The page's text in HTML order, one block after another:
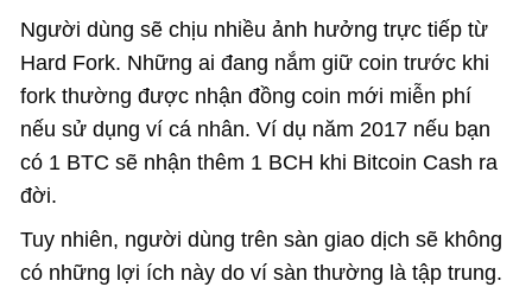
Người dùng sẽ chịu nhiều ảnh hưởng trực tiếp từ
Hard Fork. Những ai đang nắm giữ coin trước khi
fork thường được nhận đồng coin mới miễn phí
nếu sử dụng ví cá nhân. Ví dụ năm 2017 nếu bạn
có 1 BTC sẽ nhận thêm 1 BCH khi Bitcoin Cash ra
đời.
Tuy nhiên, người dùng trên sàn giao dịch sẽ không
có những lợi ích này do ví sàn thường là tập trung.